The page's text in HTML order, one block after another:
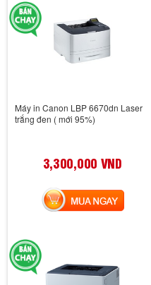
Máy in Canon LBP 6670dn Laser
trắng đen ( mới 95%)
3,300,000 VND
MUA NGAY